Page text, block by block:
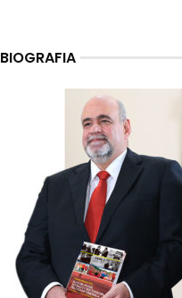
BIOGRAFIA